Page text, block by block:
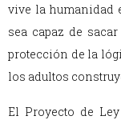
vive la humanidad
sea capaz de
protección de la
los adultos
El Proyecto de